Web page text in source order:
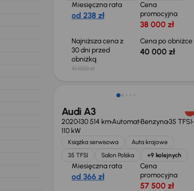
Miesięczna rata
od 238 zł
Cena
promocyjna
38 000 zł
Najniższa cena z
30 dni przed
obniżką
41 000 zł
Cena po obniżce
40 000 zł
Taniej o 1 500 zł
Audi A3
2020130 514 kmAutomatBenzyna35 TFSI
110 kW
Książka serwisowa
Auta krajowe
35 TFSI
Salon Polska +9 kolejnych
Miesięczna rata
od 366 zł
Cena
promocyjna
57 500 zł